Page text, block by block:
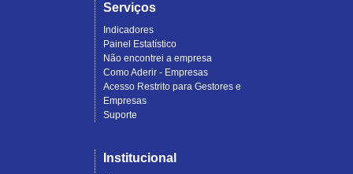
Serviços
Indicadores
Painel Estatístico
Não encontrei a empresa
Como Aderir - Empresas
Acesso Restrito para Gestores e
Empresas
Suporte
Institucional